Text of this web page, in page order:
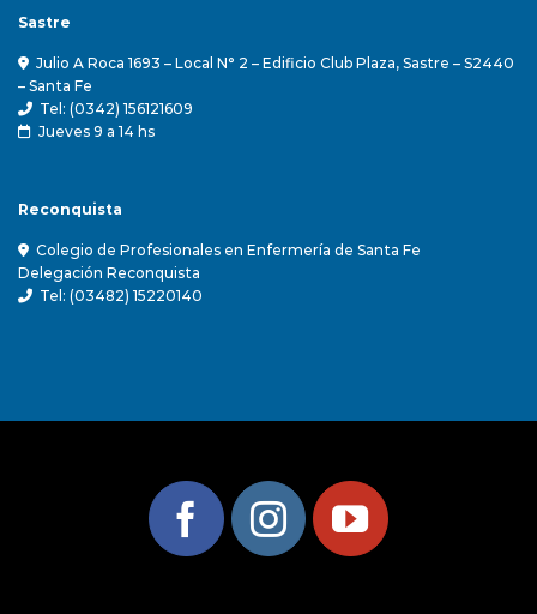
Sastre
Julio A Roca 1693 – Local N° 2 – Edificio Club Plaza, Sastre – S2440
– Santa Fe
Tel: (0342) 156121609
Jueves 9 a 14 hs
Reconquista
Colegio de Profesionales en Enfermería de Santa Fe
Delegación Reconquista
Tel: (03482) 15220140